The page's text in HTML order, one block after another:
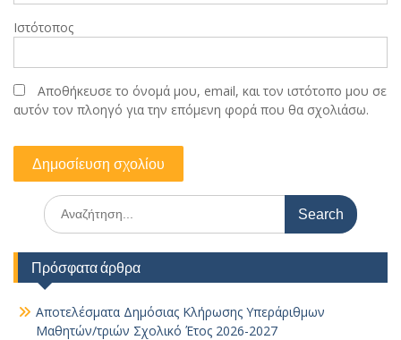
Ιστότοπος
Αποθήκευσε το όνομά μου, email, και τον ιστότοπο μου σε
αυτόν τον πλοηγό για την επόμενη φορά που θα σχολιάσω.
Search
for:
Πρόσφατα άρθρα
Αποτελέσματα Δημόσιας Κλήρωσης Υπεράριθμων
Μαθητών/τριών Σχολικό Έτος 2026-2027